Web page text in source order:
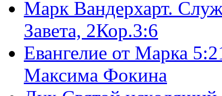
Марк Вандерхарт.
Завета, 2Кор.3:6
Евангелие от Марка
Максима Фокина